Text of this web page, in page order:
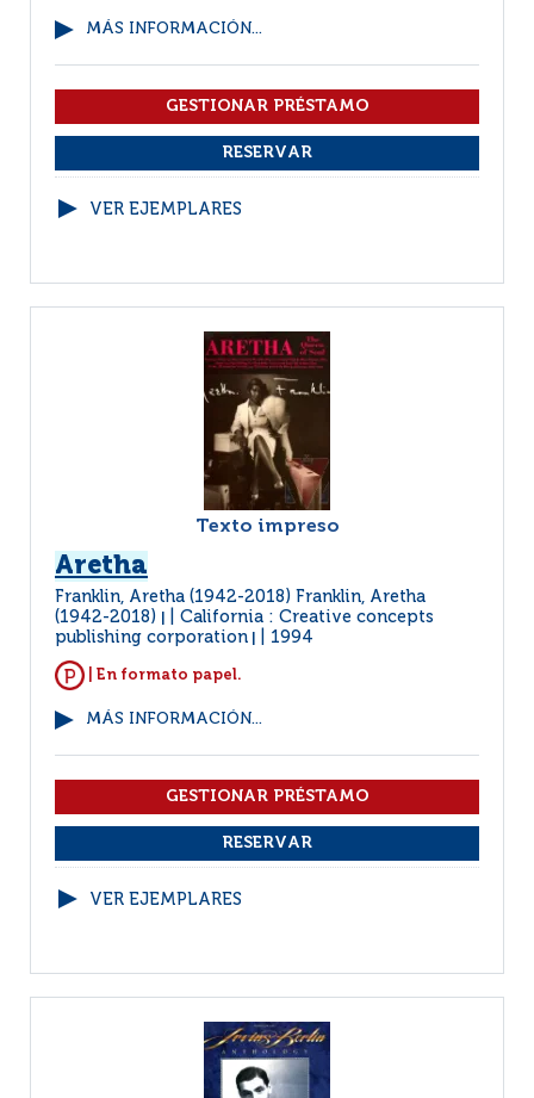
MÁS INFORMACIÓN...
VER EJEMPLARES
Texto impreso
Aretha
Franklin, Aretha (1942-2018) Franklin, Aretha
(1942-2018)
California : Creative concepts
publishing corporation
1994
| En formato papel.
MÁS INFORMACIÓN...
VER EJEMPLARES